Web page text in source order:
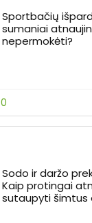
Sportbačių
sumaniai
nepermokėti?
0
Sodo ir daržo
Kaip protingai
sutaupyti šimtus